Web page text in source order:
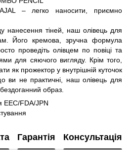
– легко наносити, приємно
нанесення тіней, наш олівець для
Його кремова, зручна формула
проведіть олівцем по повіці та
для сяючого вигляду. Крім того,
як прожектор у внутрішній куточок
ви не практичні, наш олівець для
образ.
EEC/FDA/JPN
Гарантія Консультація